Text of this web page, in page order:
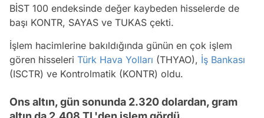
BİST 100 endeksinde değer kaybeden hisselerde de
başı KONTR, SAYAS ve TUKAS çekti.
İşlem hacimlerine bakıldığında günün en çok işlem
gören hisseleri Türk Hava Yolları (THYAO), İş Bankası
(ISCTR) ve Kontrolmatik (KONTR) oldu.
Ons altın, gün sonunda 2.320 dolardan, gram